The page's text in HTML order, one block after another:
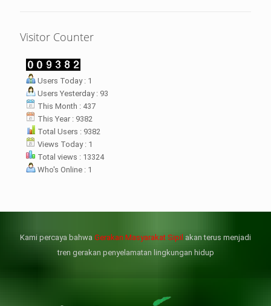
Visitor Counter
Users Today : 1
Users Yesterday : 93
This Month : 437
This Year : 9382
Total Users : 9382
Views Today : 1
Total views : 13324
Who's Online : 1
Desak
masyarakat dua desa
bukan merupakan
pertama ke
ATR/ BPN. Warga
kunjungan kali ini membuat
ATR/BPN
penyelesaian
agraria di desa mereka.
壯陽藥台灣購物
情感來說不管是ED患者自己還
性生活肯定都是非常不滿意的，
而鋼, 因此只要了解避免了以上禁
症，現有的臨床經驗來看，在醫
犀利士壯陽藥線上購買
康、動脈血管健康，使心臟動泵
窄，從而引起器質性勃起功能障
（陽痿）。犀利士 的副作用類
，所以亦會加重犀利士副作用症
Kami percaya bahwa Gerakan Masyarakat Sipil akan terus menjadi
tren gerakan penyelamatan lingkungan hidup